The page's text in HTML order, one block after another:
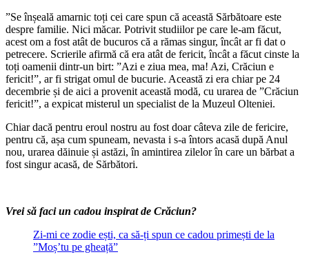
”Se înșeală amarnic toți cei care spun că această Sărbătoare este
despre familie. Nici măcar. Potrivit studiilor pe care le-am făcut,
acest om a fost atât de bucuros că a rămas singur, încât ar fi dat o
petrecere. Scrierile afirmă că era atât de fericit, încât a făcut cinste la
toți oamenii dintr-un birt: ”Azi e ziua mea, ma! Azi, Crăciun e
fericit!”, ar fi strigat omul de bucurie. Această zi era chiar pe 24
decembrie și de aici a provenit această modă, cu urarea de ”Crăciun
fericit!”, a expicat misterul un specialist de la Muzeul Olteniei.
Chiar dacă pentru eroul nostru au fost doar câteva zile de fericire,
pentru că, așa cum spuneam, nevasta i s-a întors acasă după Anul
nou, urarea dăinuie și astăzi, în amintirea zilelor în care un bărbat a
fost singur acasă, de Sărbători.
Vrei să faci un cadou inspirat de Crăciun?
Zi-mi ce zodie ești, ca să-ți spun ce cadou primești de la
”Moș’tu pe gheață”